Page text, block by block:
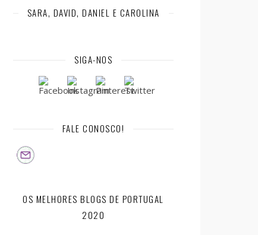
SARA, DAVID, DANIEL E CAROLINA
SIGA-NOS
FALE CONOSCO!
OS MELHORES BLOGS DE PORTUGAL
2020